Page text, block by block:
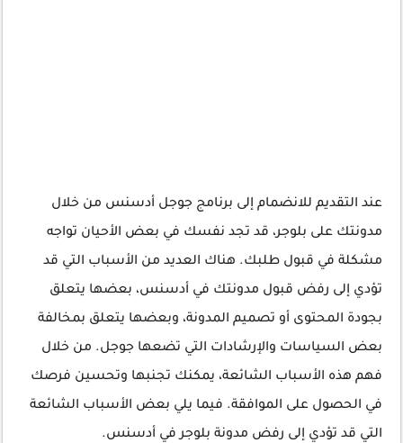
عند التقديم للانضمام إلى برنامج جوجل أدسنس من خلال
مدونتك على بلوجر، قد تجد نفسك في بعض الأحيان تواجه
مشكلة في قبول طلبك. هناك العديد من الأسباب التي قد
تؤدي إلى رفض قبول مدونتك في أدسنس، بعضها يتعلق
بجودة المحتوى أو تصميم المدونة، وبعضها يتعلق بمخالفة
بعض السياسات والإرشادات التي تضعها جوجل. من خلال
فهم هذه الأسباب الشائعة، يمكنك تجنبها وتحسين فرصك
في الحصول على الموافقة. فيما يلي بعض الأسباب الشائعة
التي قد تؤدي إلى رفض مدونة بلوجر في أدسنس.